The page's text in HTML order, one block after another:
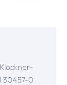
30457-0